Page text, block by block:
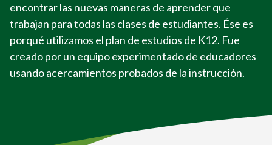
encontrar las nuevas maneras de aprender que
trabajan para todas las clases de estudiantes. Ése es
porqué utilizamos el plan de estudios de K12. Fue
creado por un equipo experimentado de educadores
usando acercamientos probados de la instrucción.